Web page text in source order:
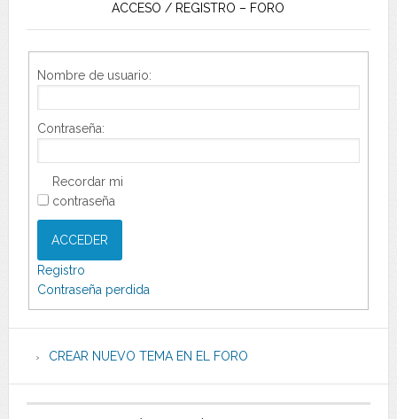
ACCESO / REGISTRO – FORO
Nombre de usuario:
Contraseña:
Recordar mi
contraseña
ACCEDER
Registro
Contraseña perdida
CREAR NUEVO TEMA EN EL FORO